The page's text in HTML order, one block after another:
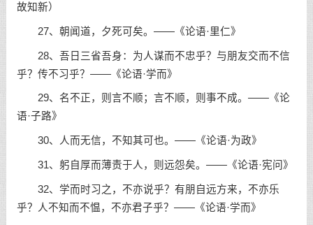
故知新）
27、朝闻道，夕死可矣。——《论语·里仁》
28、吾日三省吾身：为人谋而不忠乎？与朋友交而不信
乎？传不习乎？——《论语·学而》
29、名不正，则言不顺；言不顺，则事不成。——《论
语·子路》
30、人而无信，不知其可也。——《论语·为政》
31、躬自厚而薄责于人，则远怨矣。——《论语·宪问》
32、学而时习之，不亦说乎？有朋自远方来，不亦乐
乎？人不知而不愠，不亦君子乎？——《论语·学而》